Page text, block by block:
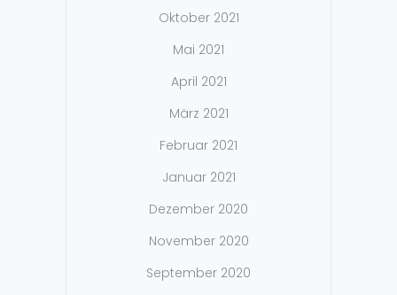
Oktober 2021
Mai 2021
April 2021
März 2021
Februar 2021
Januar 2021
Dezember 2020
November 2020
September 2020